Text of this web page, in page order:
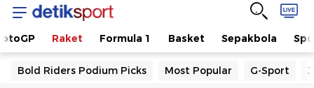
Raket Formula 1 Basket Sepakbola
Bold Riders Podium Picks Most Popular G-Sport